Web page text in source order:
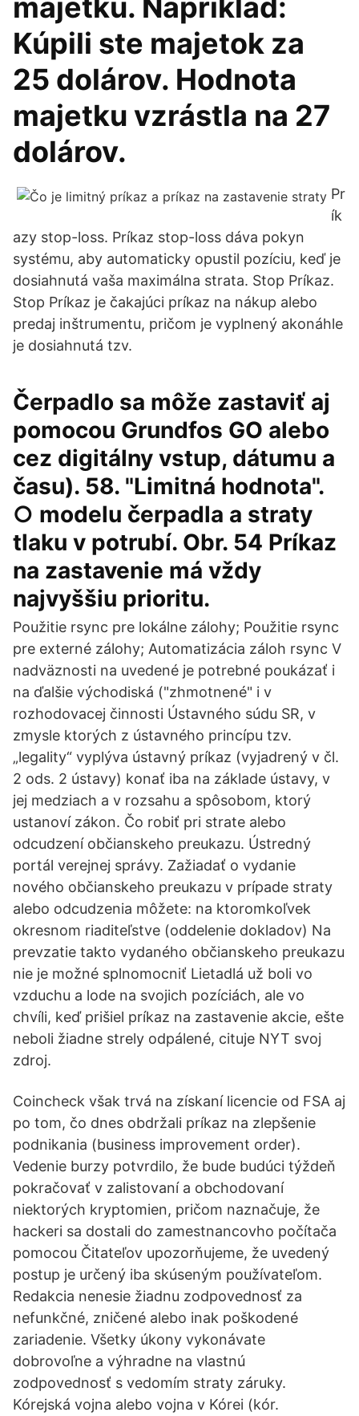
majetku. Napríklad:
Kúpili ste majetok za
25 dolárov. Hodnota
majetku vzrástla na 27
dolárov.
Pr
ík
azy stop-loss. Príkaz stop-loss dáva pokyn
systému, aby automaticky opustil pozíciu, keď je
dosiahnutá vaša maximálna strata. Stop Príkaz.
Stop Príkaz je čakajúci príkaz na nákup alebo
predaj inštrumentu, pričom je vyplnený akonáhle
je dosiahnutá tzv.
Čerpadlo sa môže zastaviť aj
pomocou Grundfos GO alebo
cez digitálny vstup, dátumu a
času). 58. "Limitná hodnota".
○ modelu čerpadla a straty
tlaku v potrubí. Obr. 54 Príkaz
na zastavenie má vždy
najvyššiu prioritu.
Použitie rsync pre lokálne zálohy; Použitie rsync
pre externé zálohy; Automatizácia záloh rsync V
nadväznosti na uvedené je potrebné poukázať i
na ďalšie východiská ("zhmotnené" i v
rozhodovacej činnosti Ústavného súdu SR, v
zmysle ktorých z ústavného princípu tzv.
„legality“ vyplýva ústavný príkaz (vyjadrený v čl.
2 ods. 2 ústavy) konať iba na základe ústavy, v
jej medziach a v rozsahu a spôsobom, ktorý
ustanoví zákon. Čo robiť pri strate alebo
odcudzení občianskeho preukazu. Ústredný
portál verejnej správy. Zažiadať o vydanie
nového občianskeho preukazu v prípade straty
alebo odcudzenia môžete: na ktoromkoľvek
okresnom riaditeľstve (oddelenie dokladov) Na
prevzatie takto vydaného občianskeho preukazu
nie je možné splnomocniť Lietadlá už boli vo
vzduchu a lode na svojich pozíciách, ale vo
chvíli, keď prišiel príkaz na zastavenie akcie, ešte
neboli žiadne strely odpálené, cituje NYT svoj
zdroj.
Coincheck však trvá na získaní licencie od FSA aj
po tom, čo dnes obdržali príkaz na zlepšenie
podnikania (business improvement order).
Vedenie burzy potvrdilo, že bude budúci týždeň
pokračovať v zalistovaní a obchodovaní
niektorých kryptomien, pričom naznačuje, že
hackeri sa dostali do zamestnancovho počítača
pomocou Čitateľov upozorňujeme, že uvedený
postup je určený iba skúseným používateľom.
Redakcia nenesie žiadnu zodpovednosť za
nefunkčné, zničené alebo inak poškodené
zariadenie. Všetky úkony vykonávate
dobrovoľne a výhradne na vlastnú
zodpovednosť s vedomím straty záruky.
Kórejská vojna alebo vojna v Kórei (kór.